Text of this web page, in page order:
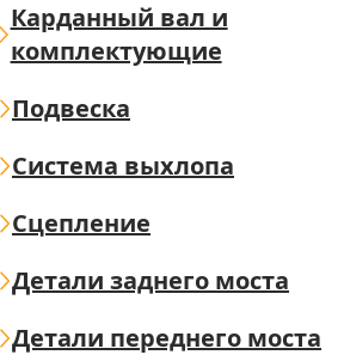
Карданный вал и
комплектующие
Подвеска
Система выхлопа
Сцепление
Детали заднего моста
Детали переднего моста